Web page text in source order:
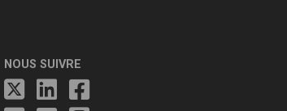
NOUS SUIVRE